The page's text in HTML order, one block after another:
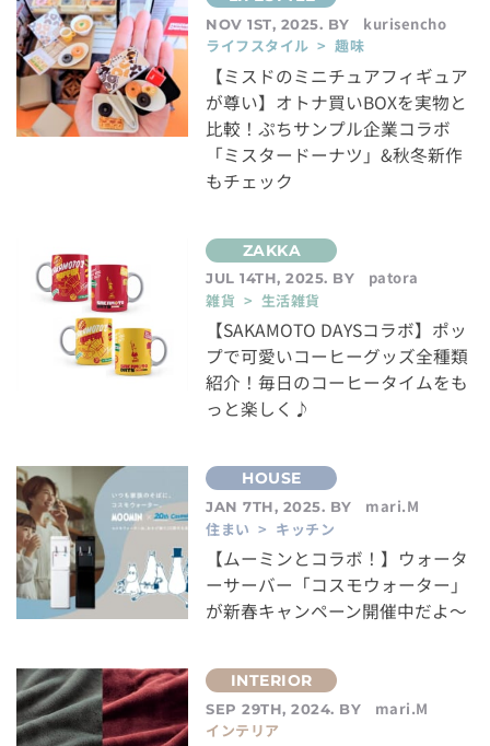
NOV 1ST, 2025. BY
kurisencho
ライフスタイル > 趣味
【ミスドのミニチュアフィギュア
が尊い】オトナ買いBOXを実物と
比較！ぷちサンプル企業コラボ
「ミスタードーナツ」&秋冬新作
もチェック
JUL 14TH, 2025. BY
patora
雑貨 > 生活雑貨
【SAKAMOTO DAYSコラボ】ポッ
プで可愛いコーヒーグッズ全種類
紹介！毎日のコーヒータイムをも
っと楽しく♪
JAN 7TH, 2025. BY
mari.M
住まい > キッチン
【ムーミンとコラボ！】ウォータ
ーサーバー「コスモウォーター」
が新春キャンペーン開催中だよ～
SEP 29TH, 2024. BY
mari.M
インテリア